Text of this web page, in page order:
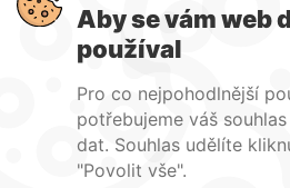
O nás
Kontakty
Aby se vám web
používal
Pro co nejpohodlnější
potřebujeme váš
dat. Souhlas udělíte
"Povolit vše".